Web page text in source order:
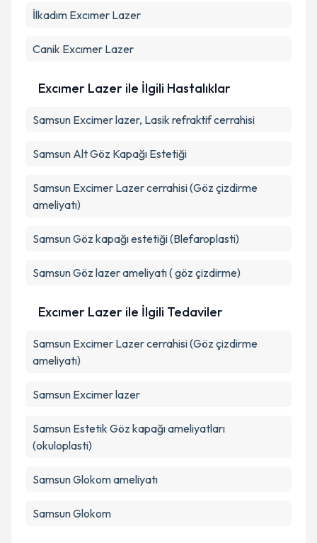
İlkadım Excımer Lazer
Canik Excımer Lazer
Excımer Lazer ile İlgili Hastalıklar
Samsun Excimer lazer, Lasik refraktif cerrahisi
Samsun Alt Göz Kapağı Estetiği
Samsun Excimer Lazer cerrahisi (Göz çizdirme
ameliyatı)
Samsun Göz kapağı estetiği (Blefaroplasti)
Samsun Göz lazer ameliyatı ( göz çizdirme)
Excımer Lazer ile İlgili Tedaviler
Samsun Excimer Lazer cerrahisi (Göz çizdirme
ameliyatı)
Samsun Excimer lazer
Samsun Estetik Göz kapağı ameliyatları
(okuloplasti)
Samsun Glokom ameliyatı
Samsun Glokom